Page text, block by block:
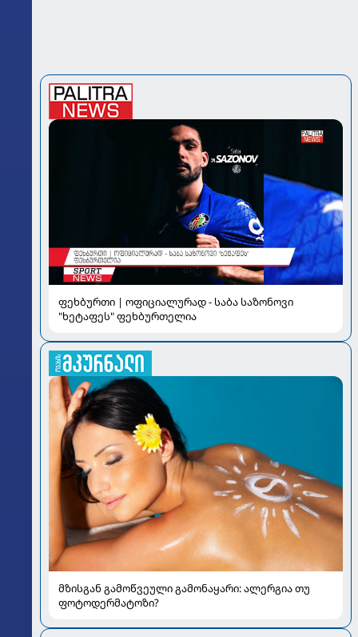
ფეხბურთი | ოფიციალურად - საბა საზონოვი
"ხეტაფეს" ფეხბურთელია
მზისგან გამოწვეული გამონაყარი: ალერგია თუ
ფოტოდერმატოზი?